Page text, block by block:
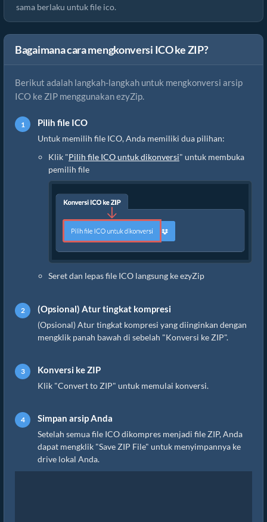
sama berlaku untuk file ico.
Bagaimana cara mengkonversi ICO ke ZIP?
Berikut adalah langkah-langkah untuk mengkonversi arsip
ICO ke ZIP menggunakan ezyZip.
Pilih file ICO
Untuk memilih file ICO, Anda memiliki dua pilihan:
Klik "Pilih file ICO untuk dikonversi" untuk membuka
pemilih file
Seret dan lepas file ICO langsung ke ezyZip
(Opsional) Atur tingkat kompresi
(Opsional) Atur tingkat kompresi yang diinginkan dengan
mengklik panah bawah di sebelah "Konversi ke ZIP".
Konversi ke ZIP
Klik "Convert to ZIP" untuk memulai konversi.
Simpan arsip Anda
Setelah semua file ICO dikompres menjadi file ZIP, Anda
dapat mengklik "Save ZIP File" untuk menyimpannya ke
drive lokal Anda.